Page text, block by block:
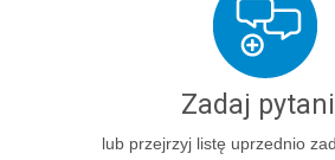
Zadaj
lub przejrzyj listę uprzednio